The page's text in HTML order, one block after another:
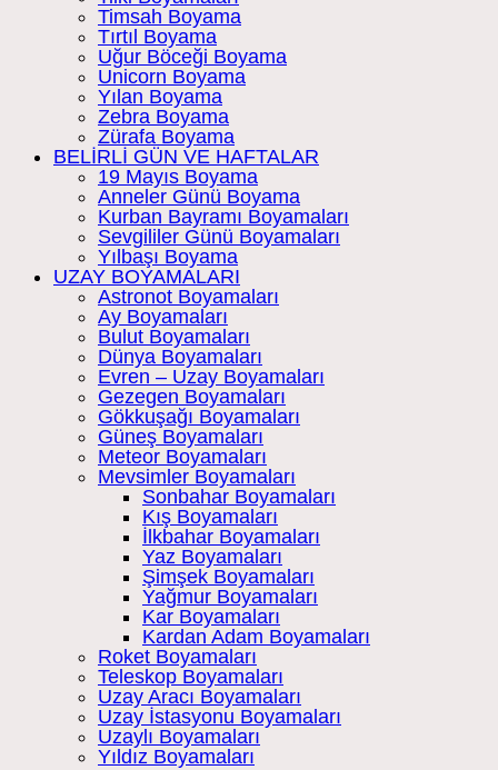
Timsah Boyama
Tırtıl Boyama
Uğur Böceği Boyama
Unicorn Boyama
Yılan Boyama
Zebra Boyama
Zürafa Boyama
BELİRLİ GÜN VE HAFTALAR
19 Mayıs Boyama
Anneler Günü Boyama
Kurban Bayramı Boyamaları
Sevgililer Günü Boyamaları
Yılbaşı Boyama
UZAY BOYAMALARI
Astronot Boyamaları
Ay Boyamaları
Bulut Boyamaları
Dünya Boyamaları
Evren – Uzay Boyamaları
Gezegen Boyamaları
Gökkuşağı Boyamaları
Güneş Boyamaları
Meteor Boyamaları
Mevsimler Boyamaları
Sonbahar Boyamaları
Kış Boyamaları
İlkbahar Boyamaları
Yaz Boyamaları
Şimşek Boyamaları
Yağmur Boyamaları
Kar Boyamaları
Kardan Adam Boyamaları
Roket Boyamaları
Teleskop Boyamaları
Uzay Aracı Boyamaları
Uzay İstasyonu Boyamaları
Uzaylı Boyamaları
Yıldız Boyamaları